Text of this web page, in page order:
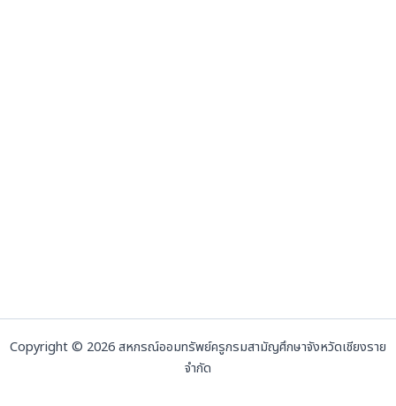
Copyright © 2026 สหกรณ์ออมทรัพย์ครูกรมสามัญศึกษาจังหวัดเชียงราย
จำกัด